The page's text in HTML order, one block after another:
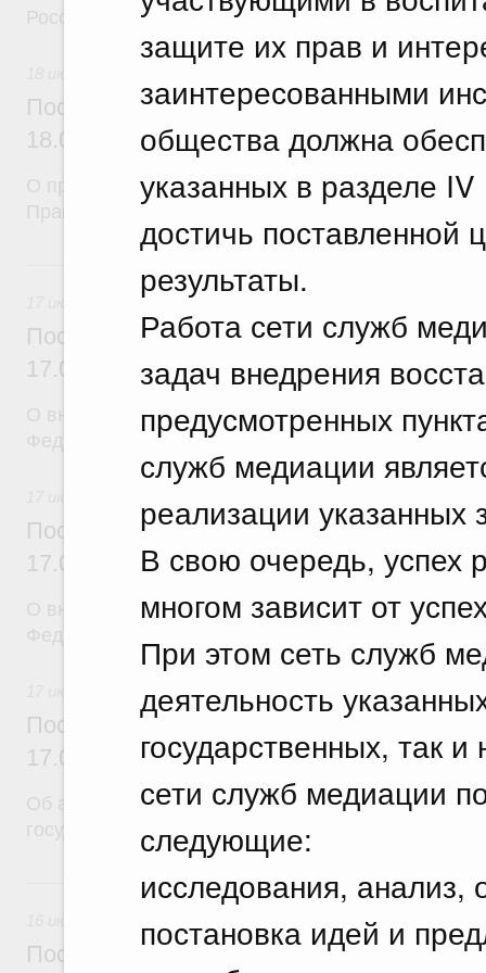
защите их прав и
заинтересованными
общества должна
указанных в разделе
достичь поставленной
результаты.
Работа сети служб
задач внедрения
предусмотренных
служб медиации
реализации указанных
В свою очередь, успех
многом зависит от
При этом сеть служб
деятельность
государственных, так
сети служб медиации
следующие:
исследования,
постановка идей и
Российской Федерации
Постановление Правительства
18.07.2026 г. № 912
О признании утратившими силу некоторых актов
Постановление Правительства
17.07.2026 г. № 903
О внесении изменений в постановление
Федерации от 5 сентября 2025 г. № 1380
Постановление Правительства
17.07.2026 г. № 902
О внесении изменений в постановление
Постановление Правительства
17.07.2026 г. № 901
Об авансировании
государственного контракта
16 июля, четверг
Постановление Правительства